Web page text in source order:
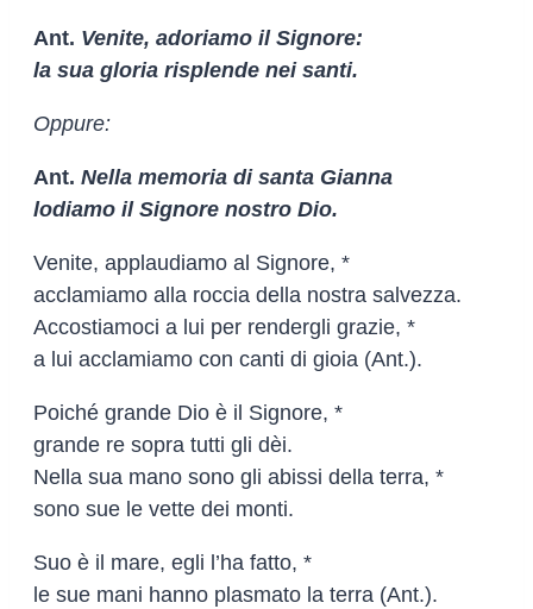
Ant. Venite, adoriamo il Signore:
la sua gloria risplende nei santi.
Oppure:
Ant. Nella memoria di santa Gianna
lodiamo il Signore nostro Dio.
Venite, applaudiamo al Signore, *
acclamiamo alla roccia della nostra salvezza.
Accostiamoci a lui per rendergli grazie, *
a lui acclamiamo con canti di gioia (Ant.).
Poiché grande Dio è il Signore, *
grande re sopra tutti gli dèi.
Nella sua mano sono gli abissi della terra, *
sono sue le vette dei monti.
Suo è il mare, egli l’ha fatto, *
le sue mani hanno plasmato la terra (Ant.).